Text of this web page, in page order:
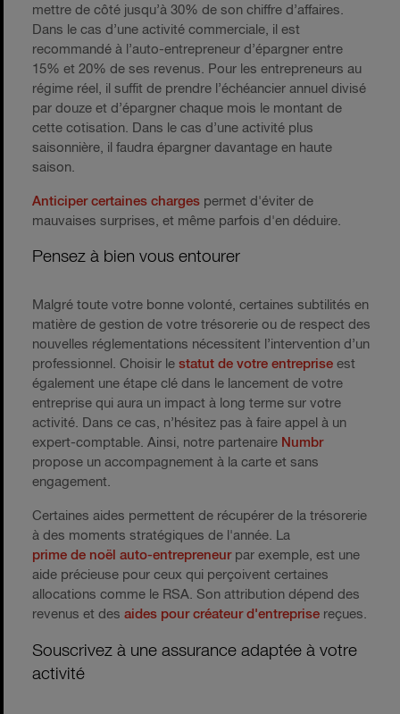
mettre de côté jusqu’à 30% de son chiffre d’affaires.
Dans le cas d’une activité commerciale, il est
recommandé à l’auto-entrepreneur d’épargner entre
15% et 20% de ses revenus. Pour les entrepreneurs au
régime réel, il suffit de prendre l’échéancier annuel divisé
par douze et d’épargner chaque mois le montant de
cette cotisation. Dans le cas d’une activité plus
saisonnière, il faudra épargner davantage en haute
saison.
Anticiper certaines charges permet d'éviter de
mauvaises surprises, et même parfois d'en déduire.
Pensez à bien vous entourer
Malgré toute votre bonne volonté, certaines subtilités en
matière de gestion de votre trésorerie ou de respect des
nouvelles réglementations nécessitent l’intervention d’un
professionnel. Choisir le statut de votre entreprise est
également une étape clé dans le lancement de votre
entreprise qui aura un impact à long terme sur votre
activité. Dans ce cas, n’hésitez pas à faire appel à un
expert-comptable. Ainsi, notre partenaire Numbr
propose un accompagnement à la carte et sans
engagement.
Certaines aides permettent de récupérer de la trésorerie
à des moments stratégiques de l'année. La
prime de noël auto-entrepreneurpar exemple, est une
aide précieuse pour ceux qui perçoivent certaines
allocations comme le RSA. Son attribution dépend des
revenus et des aides pour créateur d'entreprise reçues.
Souscrivez à une assurance adaptée à votre
activité